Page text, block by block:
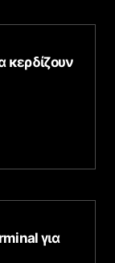
κερδίζουν
για